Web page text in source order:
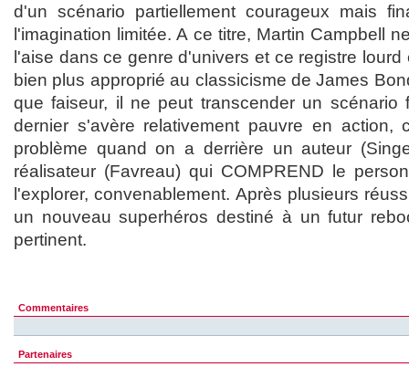
d'un scénario partiellement courageux mais
l'imagination limitée. A ce titre, Martin Campbell
l'aise dans ce genre d'univers et ce registre
bien plus approprié au classicisme de James
que faiseur, il ne peut transcender un scénario
dernier s'avère relativement pauvre en
problème quand on a derrière un auteur
réalisateur (Favreau) qui COMPREND le
l'explorer, convenablement. Après plusieurs
un nouveau superhéros destiné à un futur
pertinent.
Commentaires
Partenaires